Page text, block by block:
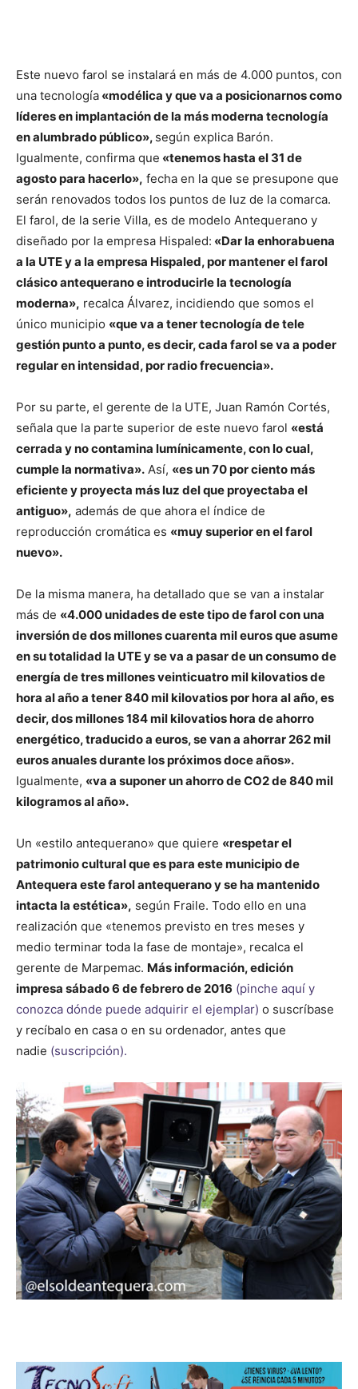
Este nuevo farol se instalará en más de 4.000 puntos, con
una tecnología «modélica y que va a posicionarnos como
líderes en implantación de la más moderna tecnología
en alumbrado público», según explica Barón.
Igualmente, confirma que «tenemos hasta el 31 de
agosto para hacerlo», fecha en la que se presupone que
serán renovados todos los puntos de luz de la comarca.
El farol, de la serie Villa, es de modelo Antequerano y
diseñado por la empresa Hispaled: «Dar la enhorabuena
a la UTE y a la empresa Hispaled, por mantener el farol
clásico antequerano e introducirle la tecnología
moderna», recalca Álvarez, incidiendo que somos el
único municipio «que va a tener tecnología de tele
gestión punto a punto, es decir, cada farol se va a poder
regular en intensidad, por radio frecuencia».
Por su parte, el gerente de la UTE, Juan Ramón Cortés,
señala que la parte superior de este nuevo farol «está
cerrada y no contamina lumínicamente, con lo cual,
cumple la normativa». Así, «es un 70 por ciento más
eficiente y proyecta más luz del que proyectaba el
antiguo», además de que ahora el índice de
reproducción cromática es «muy superior en el farol
nuevo».
De la misma manera, ha detallado que se van a instalar
más de «4.000 unidades de este tipo de farol con una
inversión de dos millones cuarenta mil euros que asume
en su totalidad la UTE y se va a pasar de un consumo de
energía de tres millones veinticuatro mil kilovatios de
hora al año a tener 840 mil kilovatios por hora al año, es
decir, dos millones 184 mil kilovatios hora de ahorro
energético, traducido a euros, se van a ahorrar 262 mil
euros anuales durante los próximos doce años».
Igualmente, «va a suponer un ahorro de CO2 de 840 mil
kilogramos al año».
Un «estilo antequerano» que quiere «respetar el
patrimonio cultural que es para este municipio de
Antequera este farol antequerano y se ha mantenido
intacta la estética», según Fraile. Todo ello en una
realización que «tenemos previsto en tres meses y
medio terminar toda la fase de montaje», recalca el
gerente de Marpemac. Más información, edición
impresa sábado 6 de febrero de 2016 (pinche aquí y
conozca dónde puede adquirir el ejemplar) o suscríbase
y recíbalo en casa o en su ordenador, antes que
nadie (suscripción).